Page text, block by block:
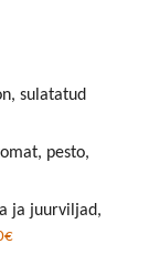
sulatatud
pesto,
ja juurviljad,